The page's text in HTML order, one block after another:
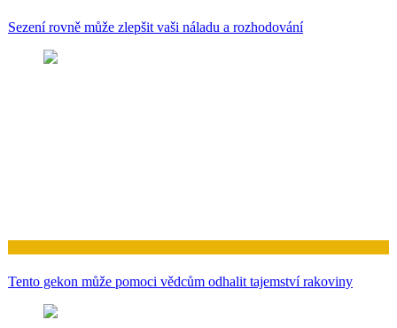
Sezení rovně může zlepšit vaši náladu a rozhodování
Tento gekon může pomoci vědcům odhalit tajemství rakoviny